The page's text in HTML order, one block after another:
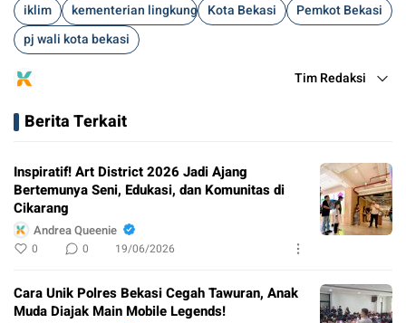
iklim kementerian lingkungan hidup dan kehutanan
Kota Bekasi
Pemkot Bekasi
pj wali kota bekasi
Tim Redaksi
Berita Terkait
Inspiratif! Art District 2026 Jadi Ajang
Bertemunya Seni, Edukasi, dan Komunitas di
Cikarang
Andrea Queenie
0 0 19/06/2026
Cara Unik Polres Bekasi Cegah Tawuran, Anak
Muda Diajak Main Mobile Legends!